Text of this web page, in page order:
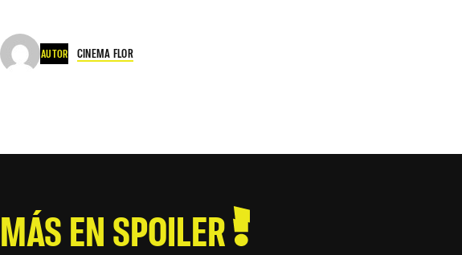
AUTOR CINEMA FLOR
MÁS EN SPOILER